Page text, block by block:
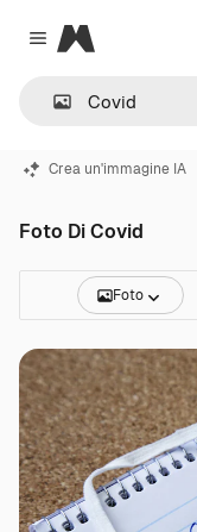
Close menu
Magnific
Crea un'immagine IA
Foto Di Covid
Foto